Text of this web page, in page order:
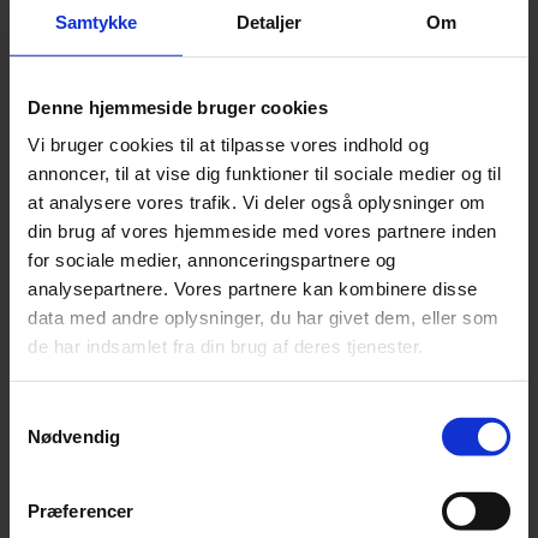
Samtykke Detaljer Om
Denne hjemmeside bruger cookies
Vi bruger cookies til at tilpasse vores indhold og
annoncer, til at vise dig funktioner til sociale medier og til
at analysere vores trafik. Vi deler også oplysninger om
din brug af vores hjemmeside med vores partnere inden
for sociale medier, annonceringspartnere og
analysepartnere. Vores partnere kan kombinere disse
data med andre oplysninger, du har givet dem, eller som
de har indsamlet fra din brug af deres tjenester.
Nødvendig
Præferencer
populære løsninger finder du:
Facadeskilte:Gør din virksomhed let at finde og
genkendelig.
Reklamebannere:
Ideelle til messer, events eller
midlertidige kampagner.
Pyloner:Perfekt til virksomheder, der ønsker
synlighed fra lang afstand.
Bilreklame: Udnyt din bil som en rullende
reklamesøjle.
Vi tilbyder også flag og flagstænger, der kan supplere
din skilteløsning og tilføje et ekstra professionelt